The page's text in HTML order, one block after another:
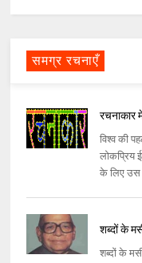
समग्र रचनाएँ
रचनाकार
विश्व की
लोकप्रिय
के लिए उस
शब्दों के
शब्दों के